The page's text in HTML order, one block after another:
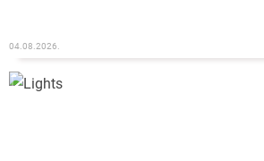
04.08.2026.